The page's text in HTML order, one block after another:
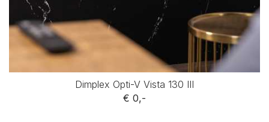
Dimplex Opti-V Vista 130 III
€ 0,-